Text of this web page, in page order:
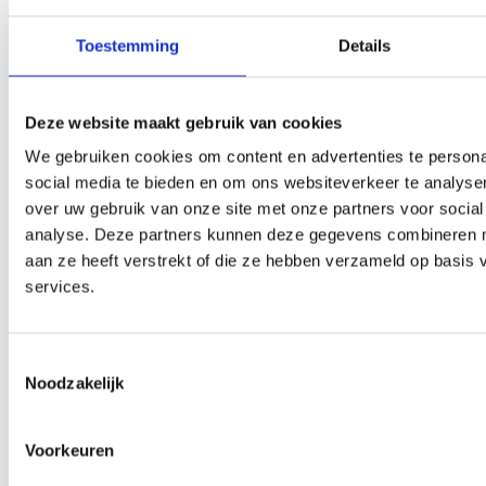
Toestemming Details
Deze website maakt gebruik van cookies
We gebruiken cookies om content en advertenties te
social media te bieden en om ons websiteverkeer te
over uw gebruik van onze site met onze partners voor
analyse. Deze partners kunnen deze gegevens combineren
aan ze heeft verstrekt of die ze hebben verzameld op basis
services.
Noodzakelijk
Voorkeuren
Naam
mail
Uw
bericht